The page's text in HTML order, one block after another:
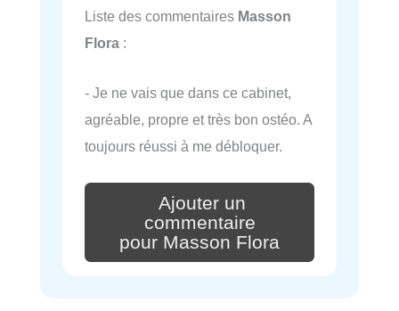
Liste des commentaires Masson
Flora :
- Je ne vais que dans ce cabinet,
agréable, propre et très bon ostéo. A
toujours réussi à me débloquer.
Ajouter un
commentaire
pour Masson Flora